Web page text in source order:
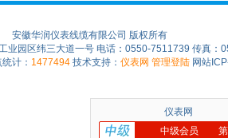
安徽华润仪表线缆有限公司 版权所有
业园区纬三大道一号 电话：0550-7511739 传真：
计： 1477494 技术支持： 仪表网 管理登陆 网站
仪表网
中级会员
第